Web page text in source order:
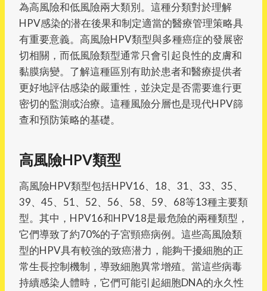
為高風險和低風險兩大類別。這種分類對於理解
HPV感染的潜在後果和制定適當的醫療管理策略具
有重要意義。高風險HPV類型與多種癌症的發展密
切相關，而低風險類型通常只會引起良性的皮膚和
黏膜病變。了解這種區別有助於患者和醫療提供者
更好地評估感染的嚴重性，並決定是否需要進行更
密切的監測或治療。這種風險分層也是現代HPV篩
查和預防策略的基礎。
高風險HPV類型
高風險HPV類型包括HPV16、18、31、33、35、
39、45、51、52、56、58、59、68等13種主要類
型。其中，HPV16和HPV18是最危險的兩種類型，
它們導致了約70%的子宮頸癌病例。這些高風險類
型的HPV具有較強的致癌潜力，能夠干擾細胞的正
常生長控制機制，導致細胞異常增殖。當這些病毒
持續感染人體時，它們可能引起細胞DNA的永久性